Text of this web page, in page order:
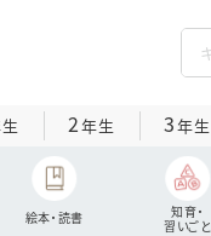
2年生 3年生
絵本・読書
知育・
習いごと